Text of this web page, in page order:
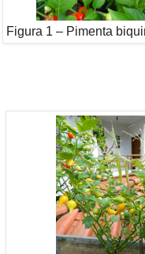
Figura 1 – Pimenta